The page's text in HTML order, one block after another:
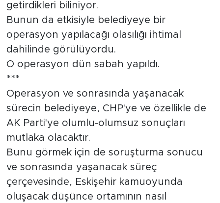
getirdikleri biliniyor.
Bunun da etkisiyle belediyeye bir
operasyon yapılacağı olasılığı ihtimal
dahilinde görülüyordu.
O operasyon dün sabah yapıldı.
***
Operasyon ve sonrasında yaşanacak
sürecin belediyeye, CHP'ye ve özellikle de
AK Parti'ye olumlu-olumsuz sonuçları
mutlaka olacaktır.
Bunu görmek için de soruşturma sonucu
ve sonrasında yaşanacak süreç
çerçevesinde, Eskişehir kamuoyunda
oluşacak düşünce ortamının nasıl